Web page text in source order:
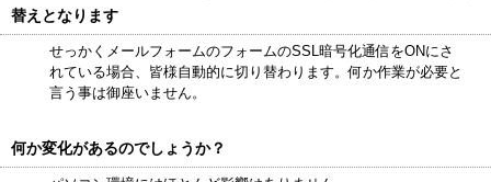
替えとなります
せっかくメールフォームのフォームのSSL暗号化通信をONにさ
れている場合、皆様自動的に切り替わります。何か作業が必要と
言う事は御座いません。
何か変化があるのでしょうか？